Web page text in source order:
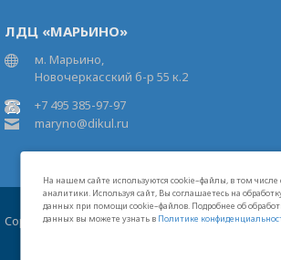
На нашем сайте используются cookie–файлы, в том числе
аналитики. Используя сайт, Вы соглашаетесь на
данных при помощи cookie–файлов. Подробнее об
данных вы можете узнать в Политике
ЛДЦ «МАРЬИНО»
м. Марьино,
Новочеркасский б-р 55 к.2
+7 495 385-97-97
maryno@dikul.ru
Copyright 2026 Московские центры